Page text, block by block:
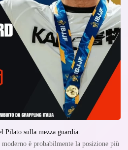
Pilato sulla mezza guardia.
è probabilmente la posizione più